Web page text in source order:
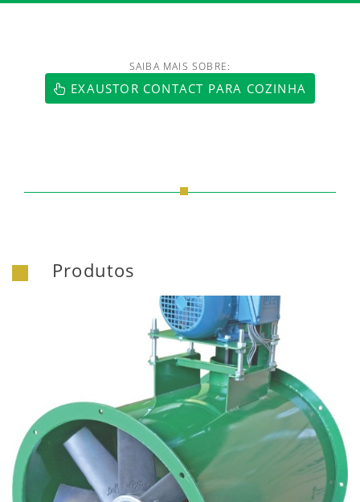
https://www.luftmaxi.com.br/
SAIBA MAIS SOBRE:
EXAUSTOR CONTACT PARA COZINHA
Produtos